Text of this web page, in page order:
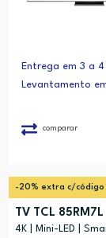
Entrega em 3 a
Levantamento
comparar
-20% extra c/código
TV TCL 85RM7L
4K | Mini-LED |